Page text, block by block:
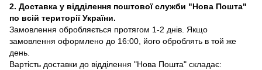
2. Доставка у відділення поштової служби "Нова Пошта"
по всій території України.
Замовлення обробляється протягом 1-2 днів. Якщо
замовлення оформлено до 16:00, його оброблять в той же
день.
Вартість доставки до відділення "Нова Пошта" складає: